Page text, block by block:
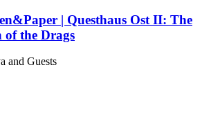
| Questhaus Ost II: The
of the Drags
and Guests